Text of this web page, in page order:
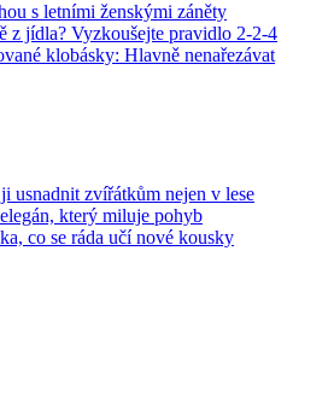
s letními ženskými záněty
z jídla? Vyzkoušejte pravidlo 2-2-4
klobásky: Hlavně nenařezávat
usnadnit zvířátkům nejen v lese
který miluje pohyb
co se ráda učí nové kousky